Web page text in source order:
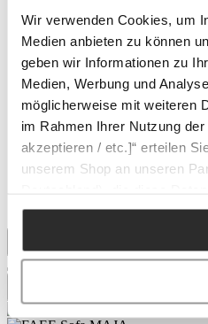
Wir verwenden Cookies, um
Medien anbieten zu können
geben wir Informationen zu
Medien, Werbung und
möglicherweise mit weiteren
im Rahmen Ihrer Nutzung
akzeptieren / etc.]“ erteilen
unserem Shop an unseren
Zwecken (z.B.